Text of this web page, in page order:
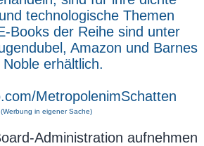
technologische Themen
Books der Reihe sind unter
Amazon und Barnes
Noble erhältlich.
MetropolenimSchatten
(Werbung in eigener Sache)
Administration aufnehmen